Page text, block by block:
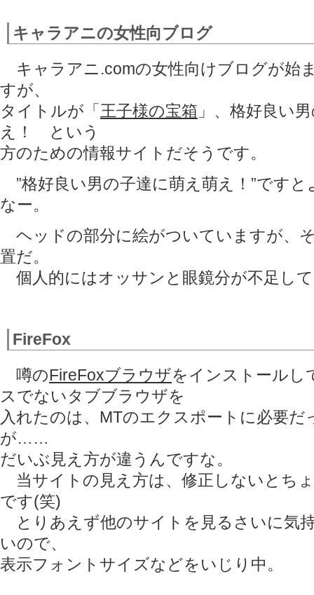
キャラアニの女性向ブログ
キャラアニ.comの女性向けブログが始
すが、
タイトルが「王子様の宝箱 」、格好良い
え！ という
方のための情報サイトだそうです。
”格好良い男の子達に萌え萌え！”です
なー。
ヘッドの部分に絵がついていますが、
置だ。
個人的にはオッサンと眼鏡分が不足し
FireFox
噂のFireFoxブラウザをインストールし
スでないタブブラウザを
入れたのは、MTのエクスポートに必要
が……
だいぶ見え方が違うんですな。
当サイトの見え方は、修正しないとち
です(笑)
とりあえず他のサイトを見るさいに気
いので、
表示フォントサイズなどをいじり中。